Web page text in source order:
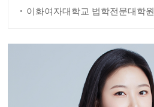
이화여자대학교 법학전문대학원